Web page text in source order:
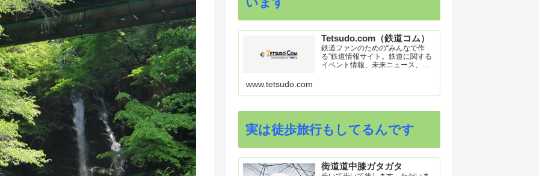
Tetsudo.com（鉄道コム）
鉄道ファンのための“みんなで作
る”鉄道情報サイト。鉄道に関する
イベント情報、未来ニュース、車
ク集や、参加型ゲーム「駅つなゲ
www.tetsudo.com
実は徒歩旅行もしてるんです
街道道中膝ガタガタ